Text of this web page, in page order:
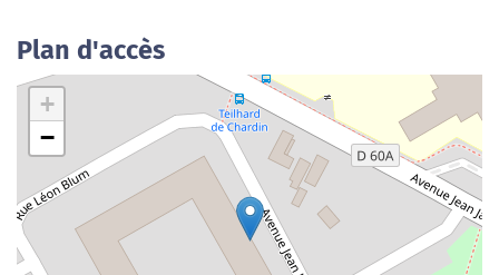
Plan d'accès
+
−